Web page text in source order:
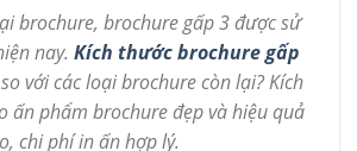
brochure, brochure gấp 3 được sử
nay. Kích thước brochure gấp
với các loại brochure còn lại? Kích
ấn phẩm brochure đẹp và hiệu quả
chi phí in ấn hợp lý.